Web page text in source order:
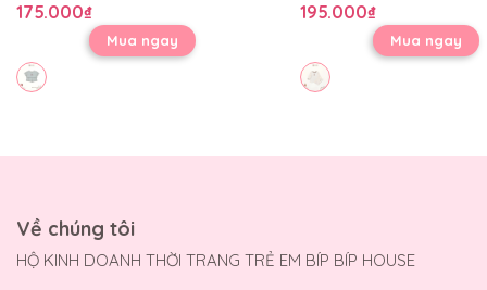
175.000₫
Mua ngay
195.000₫
Mua ngay
Về chúng tôi
HỘ KINH DOANH THỜI TRANG TRẺ EM BÍP BÍP HOUSE